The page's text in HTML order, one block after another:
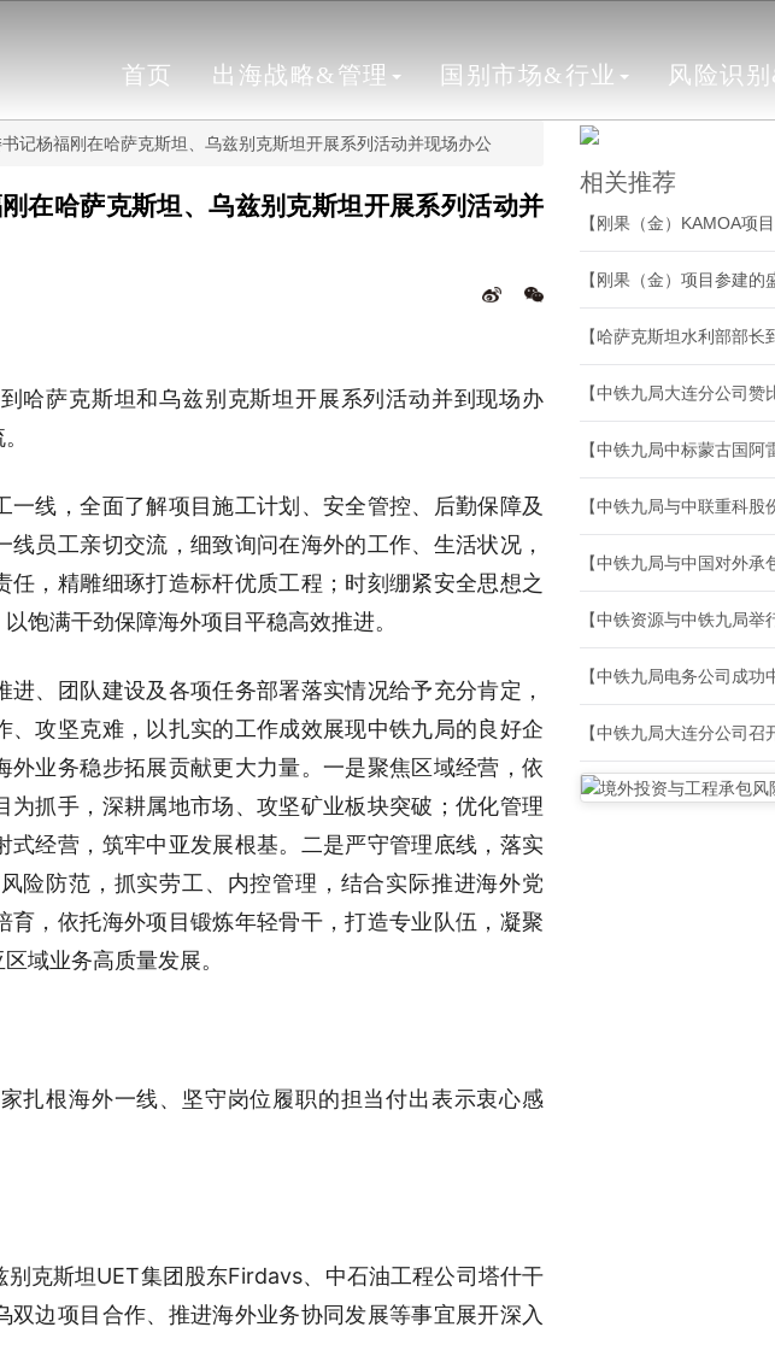
首页 出海战略&管理 国别市场&行业 风险识
记杨福刚在哈萨克斯坦、乌兹别克斯坦开展系列活动并现场办公
在哈萨克斯坦、乌兹别克斯坦开展系列活动并
哈萨克斯坦和乌兹别克斯坦开展系列活动并到现场办
线，全面了解项目施工计划、安全管控、后勤保障及
员工亲切交流，细致询问在海外的工作、生活状况，
，精雕细琢打造标杆优质工程；时刻绷紧安全思想之
饱满干劲保障海外项目平稳高效推进。
、团队建设及各项任务部署落实情况给予充分肯定，
攻坚克难，以扎实的工作成效展现中铁九局的良好企
业务稳步拓展贡献更大力量。一是聚焦区域经营，依
抓手，深耕属地市场、攻坚矿业板块突破；优化管理
经营，筑牢中亚发展根基。二是严守管理底线，落实
险防范，抓实劳工、内控管理，结合实际推进海外党
，依托海外项目锻炼年轻骨干，打造专业队伍，凝聚
域业务高质量发展。
扎根海外一线、坚守岗位履职的担当付出表示衷心感
克斯坦UET集团股东Firdavs、中石油工程公司塔什干
边项目合作、推进海外业务协同发展等事宜展开深入
相关推荐
【刚果（金）KAMOA项
【中铁九局中标蒙古国阿
【中铁九局与中联重科股
【中铁九局与中国对外承
【中铁资源与中铁九局举
【中铁九局大连分公司召